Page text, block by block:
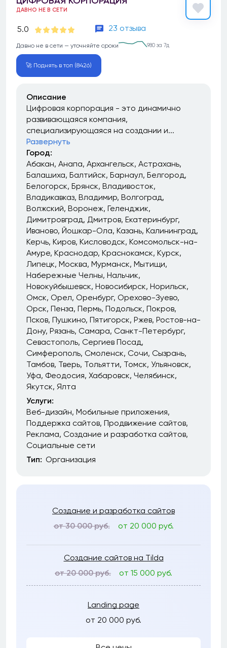
ДАВНО НЕ В СЕТИ
5.0 23 отзыва
Давно не в сети — уточняйте сроки 980 за 7д
🚀 Поднять в топ (8426)
Описание
Цифровая корпорация - это динамично
развивающаяся компания,
специализирующаяся на создании и...
Развернуть
Город:
Абакан Анапа Архангельск Астрахань
Балашиха Балтийск Барнаул Белгород
Белогорск Брянск Владивосток
Владикавказ Владимир Волгоград
Волжский Воронеж Геленджик
Димитровград Дмитров Екатеринбург
Иваново Йошкар-Ола Казань Калининград
Керчь Киров Кисловодск Комсомольск-на-
Амуре Краснодар Краснокамск Курск
Липецк Москва Мурманск Мытищи
Набережные Челны Нальчик
Новокуйбышевск Новосибирск Норильск
Омск Орел Оренбург Орехово-Зуево
Орск Пенза Пермь Подольск Покров
Псков Пушкино Пятигорск Ржев Ростов-на-
Дону Рязань Самара Санкт-Петербург
Севастополь Сергиев Посад
Симферополь Смоленск Сочи Сызрань
Тамбов Тверь Тольятти Томск Ульяновск
Уфа Феодосия Хабаровск Челябинск
Якутск Ялта
Услуги:
Веб-дизайн Мобильные приложения
Поддержка сайтов Продвижение сайтов
Реклама Создание и разработка сайтов
Социальные сети
Тип: Организация
Создание и разработка сайтов
от 30 000 руб.
от 20 000 руб.
Создание сайтов на Tilda
от 20 000 руб.
от 15 000 руб.
Landing page
от 20 000 руб.